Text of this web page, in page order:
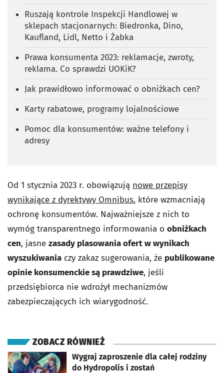
Ruszają kontrole Inspekcji Handlowej w
sklepach stacjonarnych: Biedronka, Dino,
Kaufland, Lidl, Netto i Żabka
Prawa konsumenta 2023: reklamacje, zwroty,
reklama. Co sprawdzi UOKiK?
Jak prawidłowo informować o obniżkach cen?
Karty rabatowe, programy lojalnościowe
Pomoc dla konsumentów: ważne telefony i
adresy
Od 1 stycznia 2023 r. obowiązują nowe przepisy
wynikające z dyrektywy Omnibus, które wzmacniają
ochronę konsumentów. Najważniejsze z nich to
wymóg transparentnego informowania o obniżkach
cen, jasne zasady plasowania ofert w wynikach
wyszukiwania czy zakaz sugerowania, że publikowane
opinie konsumenckie są prawdziwe, jeśli
przedsiębiorca nie wdrożył mechanizmów
zabezpieczających ich wiarygodność.
ZOBACZ RÓWNIEŻ
Wygraj zaproszenie dla całej rodziny
do Hydropolis i zostań
otworzy się w nowej karcie